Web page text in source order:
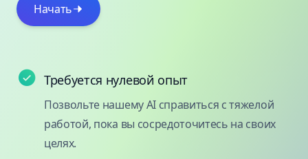
Начать
Требуется нулевой опыт
Позвольте нашему AI справиться с тяжелой
работой, пока вы сосредоточитесь на своих
целях.